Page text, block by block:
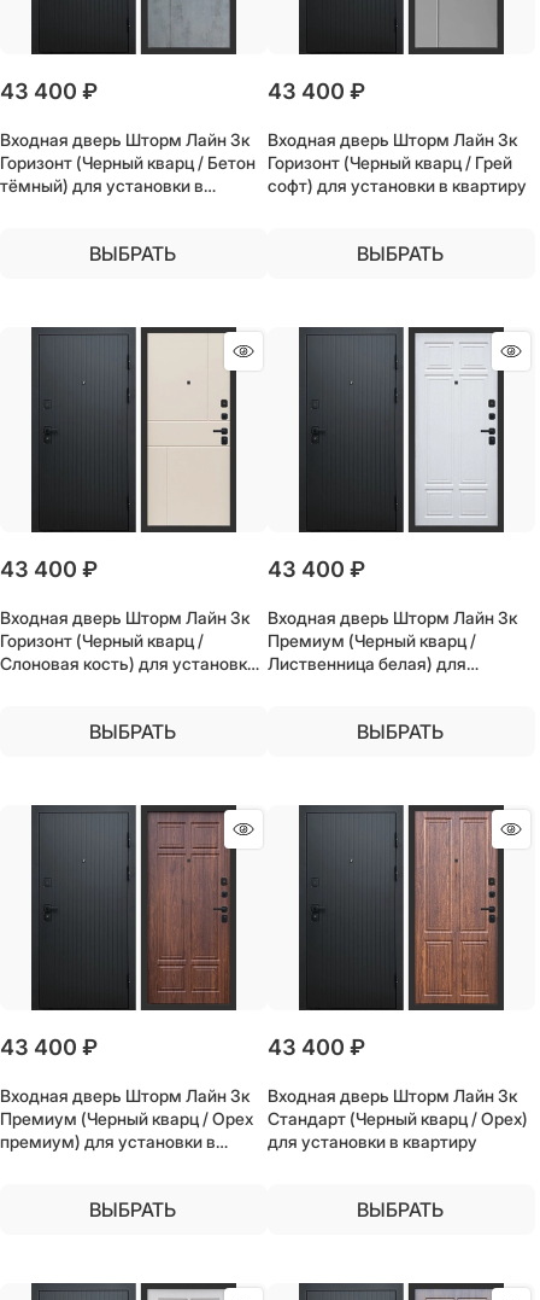
43 400 ₽
Входная дверь Шторм Лайн 3к
Горизонт (Черный кварц / Бетон
тёмный) для установки в
ВЫБРАТЬ
43 400 ₽
Входная дверь Шторм Лайн 3к
Горизонт (Черный кварц / Грей
софт) для установки в квартиру
ВЫБРАТЬ
43 400 ₽
Входная дверь Шторм Лайн 3к
Горизонт (Черный кварц /
Слоновая кость) для установки
ВЫБРАТЬ
43 400 ₽
Входная дверь Шторм Лайн 3к
Премиум (Черный кварц /
Лиственница белая) для
ВЫБРАТЬ
43 400 ₽
Входная дверь Шторм Лайн 3к
Премиум (Черный кварц / Орех
премиум) для установки в
ВЫБРАТЬ
43 400 ₽
Входная дверь Шторм Лайн 3к
Стандарт (Черный кварц / Орех)
для установки в квартиру
ВЫБРАТЬ